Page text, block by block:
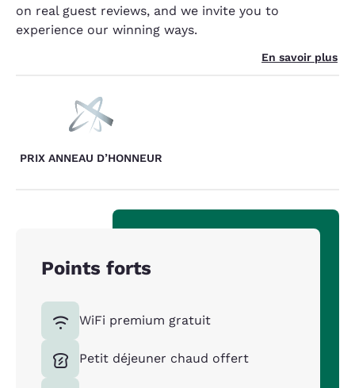
on real guest reviews, and we invite you to
experience our winning ways.
En savoir plus
PRIX ANNEAU D’HONNEUR
Points forts
WiFi premium gratuit
Petit déjeuner chaud offert